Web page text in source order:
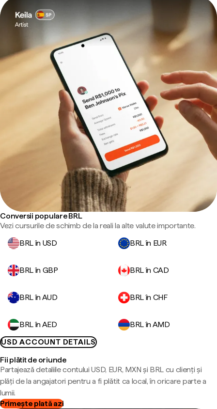
Conversii populare BRL
Vezi cursurile de schimb de la reali la alte valute importante.
BRL în USD
BRL în EUR
BRL în GBP BRL în CAD
BRL în AUD BRL în CHF
BRL în AED
BRL în AMD
USD ACCOUNT DETAILS
Fii plătit de oriunde
Partajează detaliile contului USD, EUR, MXN și BRL cu clienți și
plăți de la angajatori pentru a fi plătit ca local, în oricare parte a
lumii.
Primește plată azi